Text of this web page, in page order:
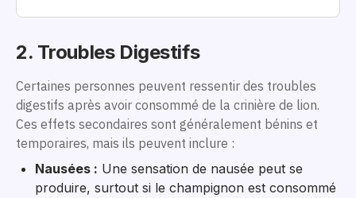
2. Troubles Digestifs
Certaines personnes peuvent ressentir des troubles
digestifs après avoir consommé de la crinière de lion.
Ces effets secondaires sont généralement bénins et
temporaires, mais ils peuvent inclure :
Nausées : Une sensation de nausée peut se
produire, surtout si le champignon est consommé